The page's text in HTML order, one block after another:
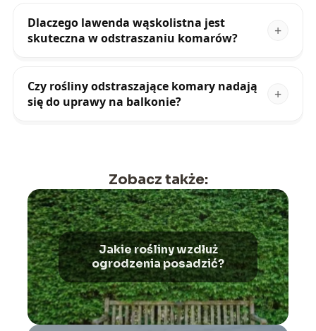
Dlaczego lawenda wąskolistna jest
skuteczna w odstraszaniu komarów?
Czy rośliny odstraszające komary nadają
się do uprawy na balkonie?
Zobacz także:
Jakie rośliny wzdłuż
ogrodzenia posadzić?